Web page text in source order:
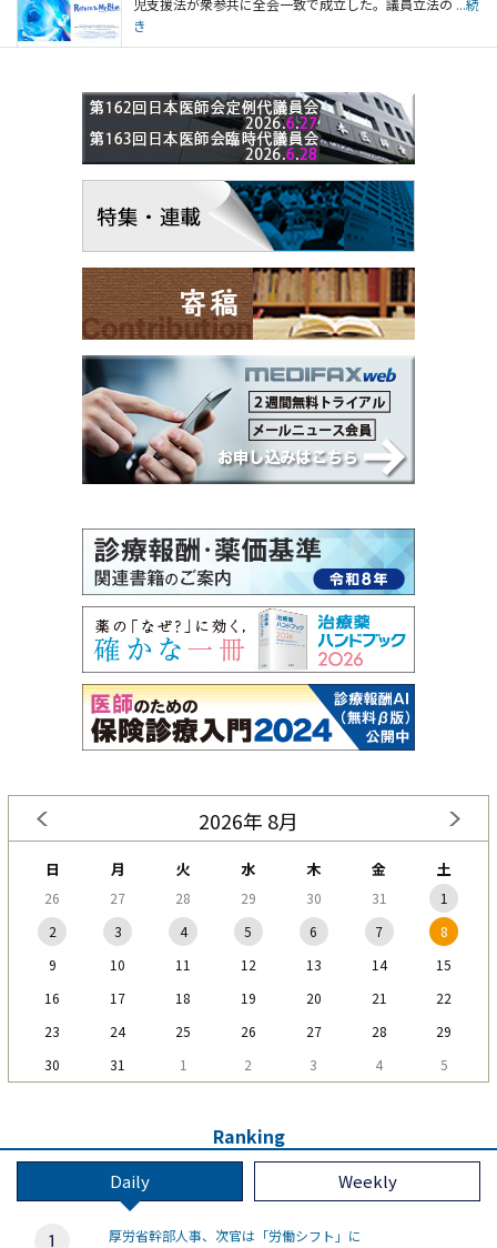
き
2026年 8月
日 月 火 水 木 金 土
26 27 28 29 30 31
1
2
3 4 5 6 7
8
9
10 11 12 13 14
15
16
17 18 19 20 21
22
23
24 25 26 27 28
29
30
31 1 2 3 4 5
Ranking
Daily Weekly
厚労省幹部人事、次官は「労働シフト」に